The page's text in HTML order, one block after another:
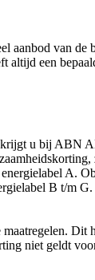
aanbod van
altijd een
u bij ABN
A.
B t/m
Dit
niet geldt